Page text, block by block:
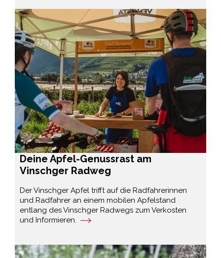
Deine Apfel-Genussrast am
Vinschger Radweg
Der Vinschger Apfel trifft auf die Radfahrerinnen
und Radfahrer an einem mobilen Apfelstand
entlang des Vinschger Radwegs zum Verkosten
und Informieren.